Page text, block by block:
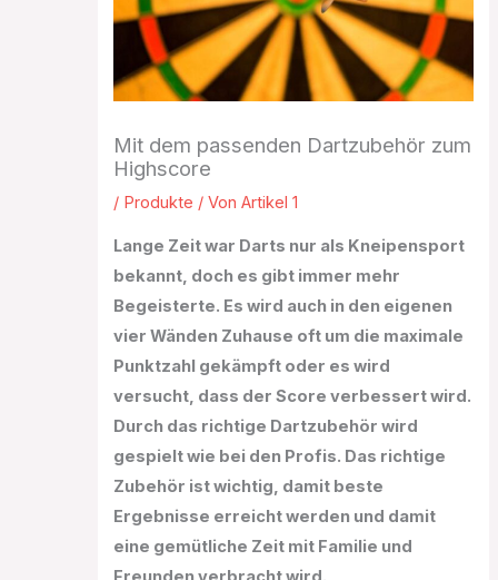
Mit dem passenden Dartzubehör zum
Highscore
/ Produkte / VonArtikel 1
Lange Zeit war Darts nur als Kneipensport
bekannt, doch es gibt immer mehr
Begeisterte. Es wird auch in den eigenen
vier Wänden Zuhause oft um die maximale
Punktzahl gekämpft oder es wird
versucht, dass der Score verbessert wird.
Durch das richtige Dartzubehör wird
gespielt wie bei den Profis. Das richtige
Zubehör ist wichtig, damit beste
Ergebnisse erreicht werden und damit
eine gemütliche Zeit mit Familie und